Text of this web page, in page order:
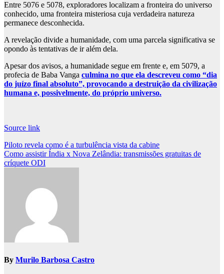
Entre 5076 e 5078, exploradores localizam a fronteira do universo
conhecido, uma fronteira misteriosa cuja verdadeira natureza
permanece desconhecida.
A revelação divide a humanidade, com uma parcela significativa se
opondo às tentativas de ir além dela.
Apesar dos avisos, a humanidade segue em frente e, em 5079, a
profecia de Baba Vanga culmina no que ela descreveu como “dia
do juízo final absoluto”, provocando a destruição da civilização
humana e, possivelmente, do próprio universo.
Source link
Post
navigation
Piloto revela como é a turbulência vista da cabine
Como assistir Índia x Nova Zelândia: transmissões gratuitas de
críquete ODI
By Murilo Barbosa Castro